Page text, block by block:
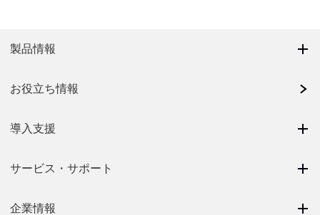
製品情報
お役立ち情報
導入支援
サービス・サポート
企業情報